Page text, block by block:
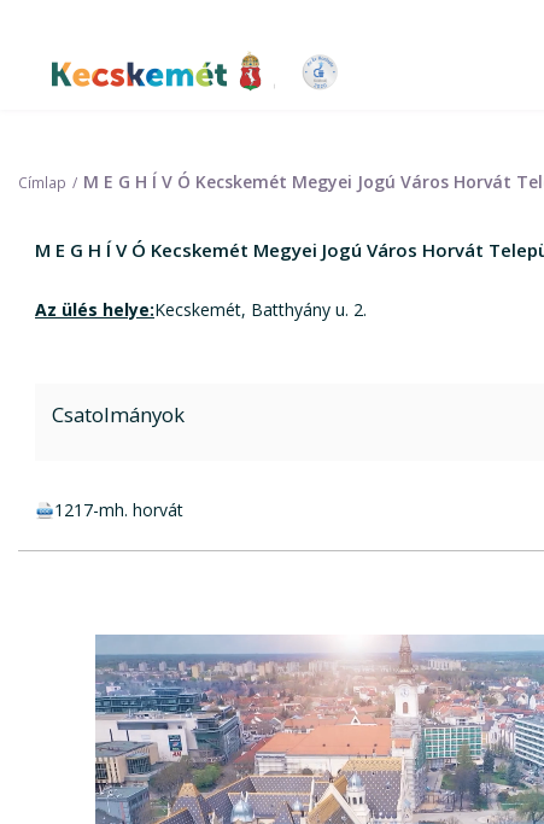
tartalomra
Kecskemét Város Honlapja
Címlap M E G H Í V Ó Kecskemét Megyei Jogú Város Horvát
M E G H Í V Ó Kecskemét Megyei Jogú Város Horvát
Az ülés helye:Kecskemét, Batthyány u. 2.
Csatolmányok
doc csatolmány:
1217-mh. horvát